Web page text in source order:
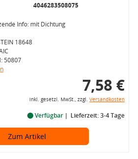
4046283508075
Info: mit Dichtung
18648
50807
7,58 €
inkl. gesetzl. MwSt., zzgl. Versandkosten
Verfügbar Lieferzeit: 3-4 Tage
Zum Artikel